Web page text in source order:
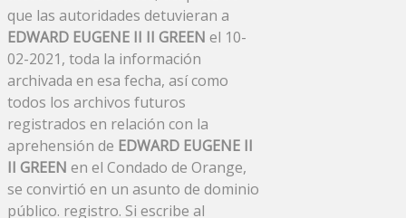
que las autoridades detuvieran a
EDWARD EUGENE II II GREEN el 10-
02-2021, toda la información
archivada en esa fecha, así como
todos los archivos futuros
registrados en relación con la
aprehensión de EDWARD EUGENE II
II GREEN en el Condado de Orange,
se convirtió en un asunto de dominio
público. registro. Si escribe al